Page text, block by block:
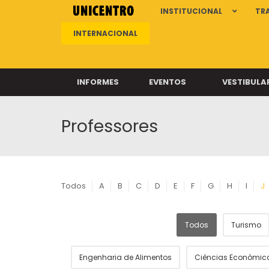
INSTITUCIONAL
INTERNACIONAL
INFORMES EVENTOS
Professores
Todos A B C D E F G H I J
Todos Turismo
Engenharia de Alimentos Ciências